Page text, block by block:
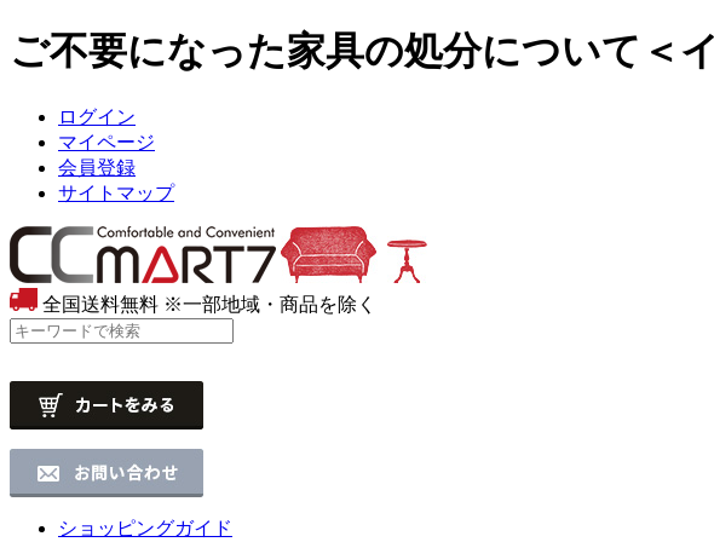
ご不要になった家具の処分について＜
ログイン
マイページ
会員登録
サイトマップ
全国送料無料 ※一部地域・商品を除く
ショッピングガイド